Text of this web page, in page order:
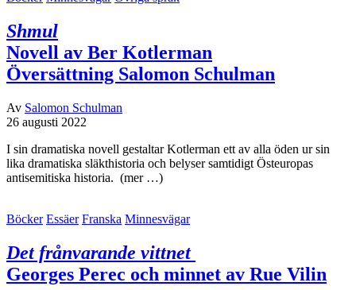
Shmul
Novell av Ber Kotlerman
Översättning Salomon Schulman
Av Salomon Schulman
26 augusti 2022
I sin dramatiska novell gestaltar Kotlerman ett av alla öden ur sin
lika dramatiska släkthistoria och belyser samtidigt Östeuropas
antisemitiska historia. (mer …)
Böcker Essäer Franska Minnesvägar
Det frånvarande vittnet
Georges Perec och minnet av Rue Vilin